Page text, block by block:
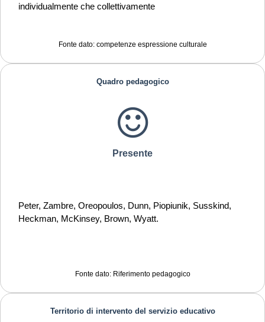
individualmente che collettivamente
Fonte dato: competenze espressione culturale
Quadro pedagogico
Presente
Peter, Zambre, Oreopoulos, Dunn, Piopiunik, Susskind,
Heckman, McKinsey, Brown, Wyatt.
Fonte dato: Riferimento pedagogico
Territorio di intervento del servizio educativo